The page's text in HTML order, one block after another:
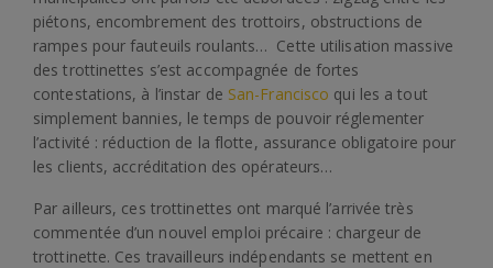
piétons, encombrement des trottoirs, obstructions de
rampes pour fauteuils roulants… Cette utilisation massive
des trottinettes s’est accompagnée de fortes
contestations, à l’instar de San-Francisco qui les a tout
simplement bannies, le temps de pouvoir réglementer
l’activité : réduction de la flotte, assurance obligatoire pour
les clients, accréditation des opérateurs…
Par ailleurs, ces trottinettes ont marqué l’arrivée très
commentée d’un nouvel emploi précaire : chargeur de
trottinette. Ces travailleurs indépendants se mettent en